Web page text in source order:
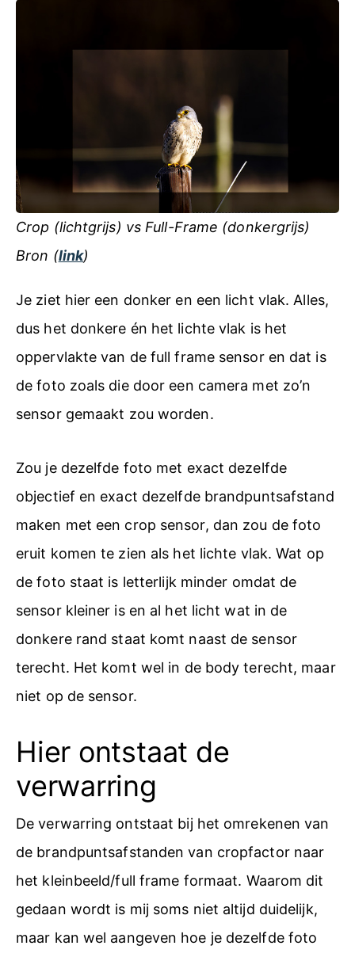
Crop (lichtgrijs) vs Full-Frame (donkergrijs)
Bron (link)
Je ziet hier een donker en een licht vlak. Alles,
dus het donkere én het lichte vlak is het
oppervlakte van de full frame sensor en dat is
de foto zoals die door een camera met zo’n
sensor gemaakt zou worden.
Zou je dezelfde foto met exact dezelfde
objectief en exact dezelfde brandpuntsafstand
maken met een crop sensor, dan zou de foto
eruit komen te zien als het lichte vlak. Wat op
de foto staat is letterlijk minder omdat de
sensor kleiner is en al het licht wat in de
donkere rand staat komt naast de sensor
terecht. Het komt wel in de body terecht, maar
niet op de sensor.
Hier ontstaat de
verwarring
De verwarring ontstaat bij het omrekenen van
de brandpuntsafstanden van cropfactor naar
het kleinbeeld/full frame formaat. Waarom dit
gedaan wordt is mij soms niet altijd duidelijk,
maar kan wel aangeven hoe je dezelfde foto